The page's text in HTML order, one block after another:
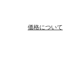
価格について